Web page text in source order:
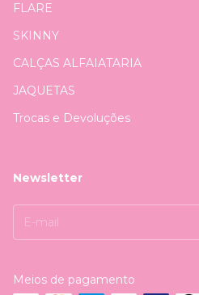
FLARE
SKINNY
CALÇAS ALFAIATARIA
JAQUETAS
Trocas e Devoluções
Newsletter
Meios de pagamento